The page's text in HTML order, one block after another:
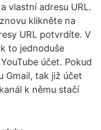
vlastní adresu URL.
klikněte na
URL potvrdíte. V
to jednoduše
účet. Pokud
Gmail, tak již účet
k němu stačí